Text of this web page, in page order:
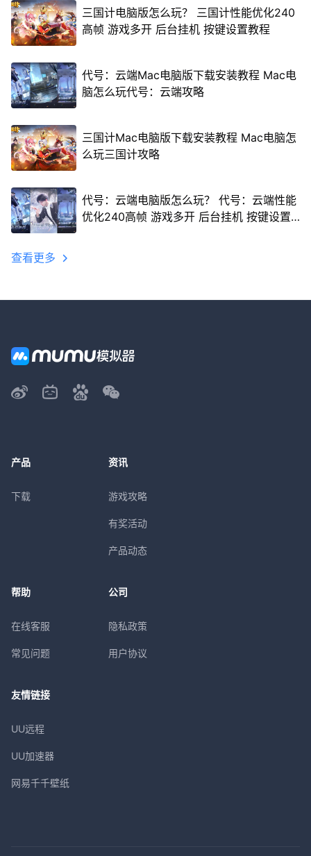
三国计电脑版怎么玩？ 三国计性能优化240
高帧 游戏多开 后台挂机 按键设置教程
代号：云端Mac电脑版下载安装教程 Mac电
脑怎么玩代号：云端攻略
三国计Mac电脑版下载安装教程 Mac电脑怎
么玩三国计攻略
代号：云端电脑版怎么玩？ 代号：云端性能
优化240高帧 游戏多开 后台挂机 按键设置
查看更多
产品
下载
资讯
游戏攻略
有奖活动
产品动态
帮助
在线客服
常见问题
公司
隐私政策
用户协议
友情链接
UU远程
UU加速器
网易千千壁纸